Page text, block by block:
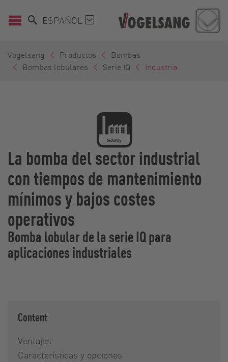
ESPAÑOL
Vogelsang Productos
Bombas
Bombas lobulares
Serie IQ Industria
La bomba del sector industrial
con tiempos de mantenimiento
mínimos y bajos costes
operativos
Bomba lobular de la serie IQ para
aplicaciones industriales
Content
Ventajas
Características y opciones